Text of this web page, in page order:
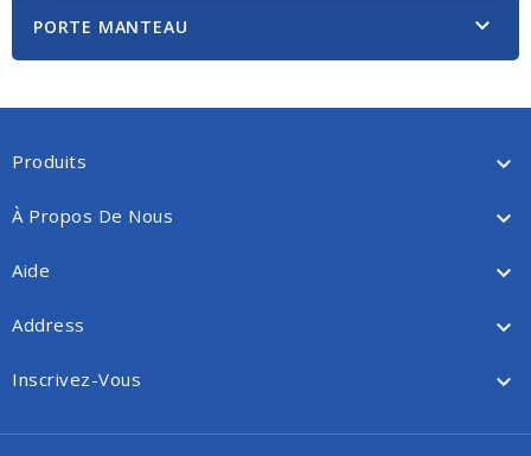
PORTE MANTEAU 
Produits 
À Propos De Nous 
Aide 
Address 
Inscrivez-Vous 